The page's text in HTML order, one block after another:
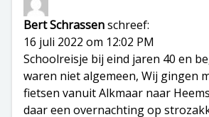
Bert Schrassenschreef:
16 juli 2022 om 12:02 PM
Schoolreisje bij eind jaren 40 en
waren niet algemeen, Wij gingen
fietsen vanuit Alkmaar naar
daar een overnachting op